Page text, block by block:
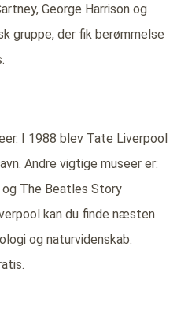
George Harrison og
gruppe, der fik berømmelse
I 1988 blev Tate Liverpool
Andre vigtige museer er:
The Beatles Story
kan du finde næsten
og naturvidenskab.